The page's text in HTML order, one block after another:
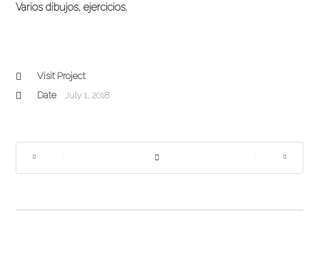
Varios dibujos, ejercicios.
Visit Project
Date
July 1, 2018